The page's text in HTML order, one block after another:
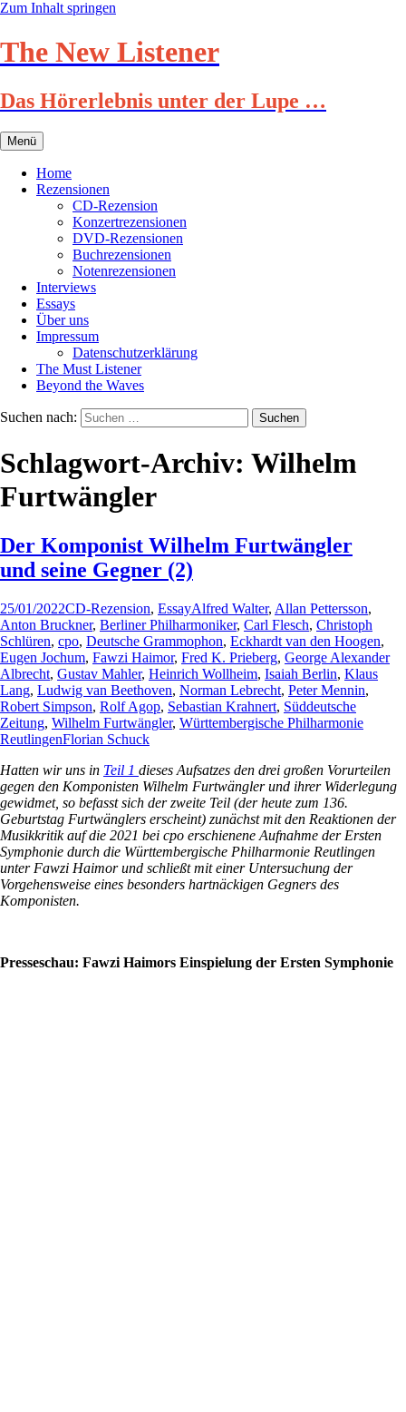
Zum Inhalt springen
The New Listener
Das Hörerlebnis unter der Lupe …
Menü
Home
Rezensionen
CD-Rezension
Konzertrezensionen
DVD-Rezensionen
Buchrezensionen
Notenrezensionen
Interviews
Essays
Über uns
Impressum
Datenschutzerklärung
The Must Listener
Beyond the Waves
Suchen nach:
Schlagwort-Archiv: Wilhelm
Furtwängler
Der Komponist Wilhelm Furtwängler
und seine Gegner (2)
25/01/2022CD-Rezension, EssayAlfred Walter, Allan Pettersson,
Anton Bruckner, Berliner Philharmoniker, Carl Flesch, Christoph
Schlüren, cpo, Deutsche Grammophon, Eckhardt van den Hoogen,
Eugen Jochum, Fawzi Haimor, Fred K. Prieberg, George Alexander
Albrecht, Gustav Mahler, Heinrich Wollheim, Isaiah Berlin, Klaus
Lang, Ludwig van Beethoven, Norman Lebrecht, Peter Mennin,
Robert Simpson, Rolf Agop, Sebastian Krahnert, Süddeutsche
Zeitung, Wilhelm Furtwängler, Württembergische Philharmonie
ReutlingenFlorian Schuck
Hatten wir uns in Teil 1 dieses Aufsatzes den drei großen Vorurteilen
gegen den Komponisten Wilhelm Furtwängler und ihrer Widerlegung
gewidmet, so befasst sich der zweite Teil (der heute zum 136.
Geburtstag Furtwänglers erscheint) zunächst mit den Reaktionen der
Musikkritik auf die 2021 bei cpo erschienene Aufnahme der Ersten
Symphonie durch die Württembergische Philharmonie Reutlingen
unter Fawzi Haimor und schließt mit einer Untersuchung der
Vorgehensweise eines besonders hartnäckigen Gegners des
Komponisten.
Presseschau: Fawzi Haimors Einspielung der Ersten Symphonie